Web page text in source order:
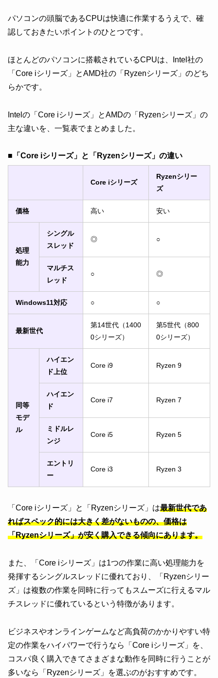
パソコンの頭脳であるCPUは快適に作業するうえで、確
認しておきたいポイントのひとつです。
ほとんどのパソコンに搭載されているCPUは、Intel社の
「Core iシリーズ」とAMD社の「Ryzenシリーズ」のどち
らかです。
Intelの「Core iシリーズ」とAMDの「Ryzenシリーズ」の
主な違いを、一覧表でまとめました。
■「Core iシリーズ」と「Ryzenシリーズ」の違い
Core iシリーズ
Ryzenシリー
ズ
価格 高い 安い
処理
能力
シングル
スレッド
◎ ○
マルチス
レッド
○ ◎
Windows11対応 ○ ○
最新世代
第14世代（1400
0シリーズ）
第5世代（800
0シリーズ）
同等
モデ
ル
ハイエン
ド上位
Core i9 Ryzen 9
ハイエン
ド
Core i7 Ryzen 7
ミドルレ
ンジ
Core i5 Ryzen 5
エントリ
ー
Core i3 Ryzen 3
「Core iシリーズ」と「Ryzenシリーズ」は最新世代であ
ればスペック的には大きく差がないものの、価格は
「Ryzenシリーズ」が安く購入できる傾向にあります。
また、「Core iシリーズ」は1つの作業に高い処理能力を
発揮するシングルスレッドに優れており、「Ryzenシリー
ズ」は複数の作業を同時に行ってもスムーズに行えるマル
チスレッドに優れているという特徴があります。
ビジネスやオンラインゲームなど高負荷のかかりやすい特
定の作業をハイパワーで行うなら「Core iシリーズ」を、
コスパ良く購入できてさまざまな動作を同時に行うことが
多いなら「Ryzenシリーズ」を選ぶのがおすすめです。